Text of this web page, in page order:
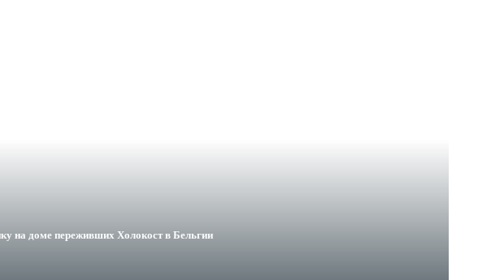
на доме переживших Холокост в Бельгии